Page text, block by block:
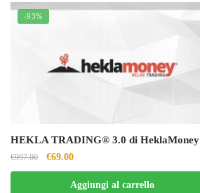
-93%
HEKLA TRADING® 3.0 di HeklaMoney
€997.00
Il
prezzo
originale
€69.00Il
prezzo
attuale
Aggiungi al carrello